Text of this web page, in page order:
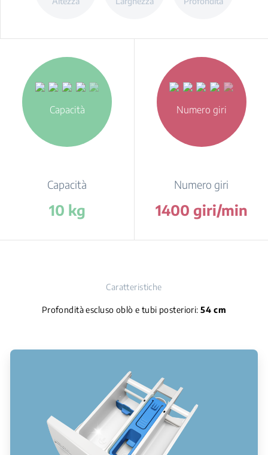
Capacità
Capacità
10 kg
Numero giri
Numero giri
1400 giri/min
Caratteristiche
Profondità escluso oblò e tubi posteriori:54 cm